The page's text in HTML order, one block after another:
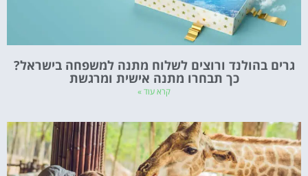
גרים בהולנד ורוצים לשלוח מתנה למשפחה בישראל?
כך תבחרו מתנה אישית ומרגשת
קרא עוד »